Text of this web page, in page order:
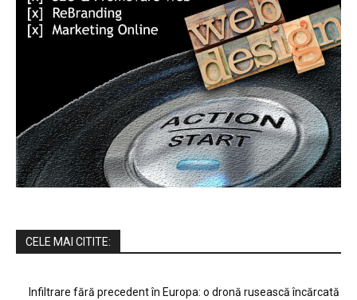
CELE MAI CITITE:
Infiltrare fără precedent în Europa: o dronă rusească încărcată